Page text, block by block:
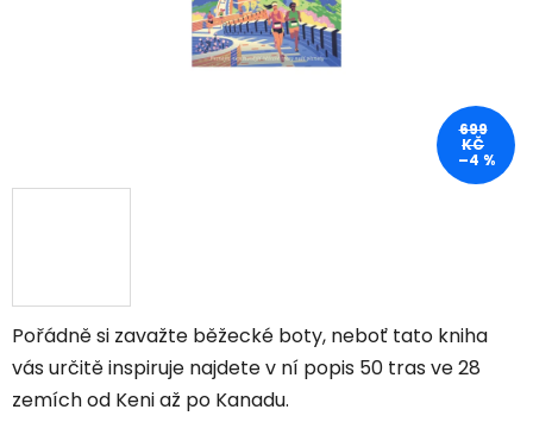
Pořádně si zavažte běžecké boty, neboť tato kniha
vás určitě inspiruje najdete v ní popis 50 tras ve 28
zemích od Keni až po Kanadu.
699
KČ
–4 %